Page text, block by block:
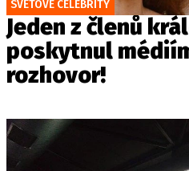
SVĚTOVÉ CELEBRITY
Jeden z členů
poskytnul
rozhovor!